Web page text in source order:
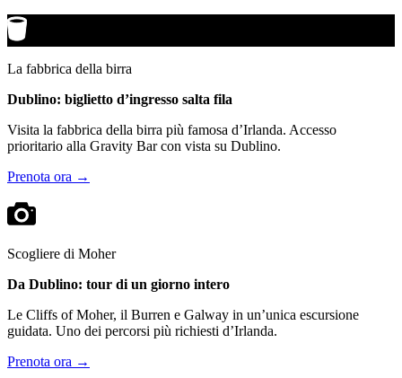
La fabbrica della birra
Dublino: biglietto d’ingresso salta fila
Visita la fabbrica della birra più famosa d’Irlanda. Accesso
prioritario alla Gravity Bar con vista su Dublino.
Prenota ora →
Scogliere di Moher
Da Dublino: tour di un giorno intero
Le Cliffs of Moher, il Burren e Galway in un’unica escursione
guidata. Uno dei percorsi più richiesti d’Irlanda.
Prenota ora →